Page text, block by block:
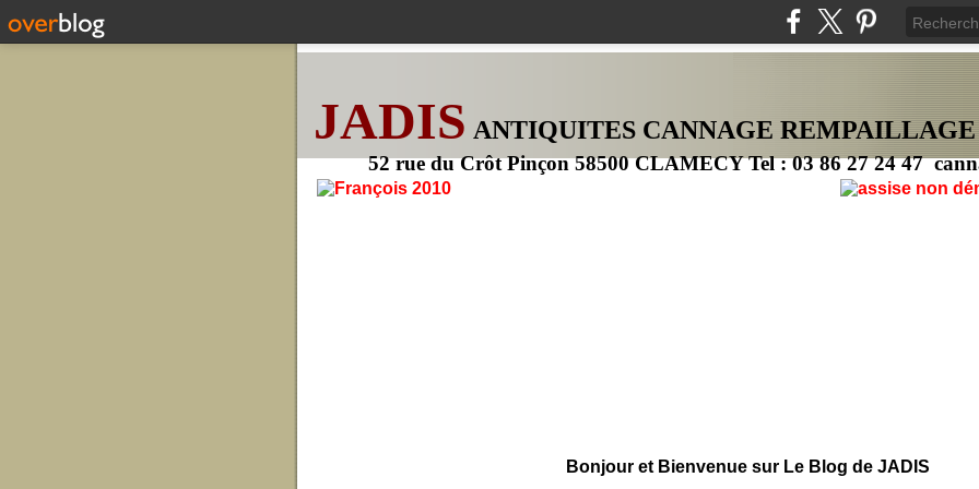
JADIS ANTIQUITES CANNAGE REMPAILLAGE
52 rue du Crôt Pinçon 58500 CLAMECY Tel : 03 86 27 24 47
Bonjour et Bienvenue sur Le Blog de JADIS